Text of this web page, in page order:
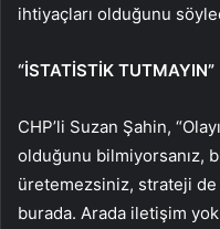
ihtiyaçları olduğunu
“İSTATİSTİK TUTMAYIN”
CHP’li Suzan Şahin,
olduğunu bilmiyorsanız,
üretemezsiniz, strateji
burada. Arada iletişim